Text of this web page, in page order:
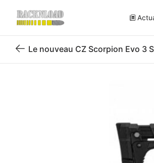
Retour
Le nouveau CZ Scorpion Evo 3